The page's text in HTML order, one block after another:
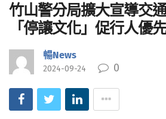
竹山警分局擴大宣導交
「停讓文化」促行人優先
暢News
2024-09-24 0